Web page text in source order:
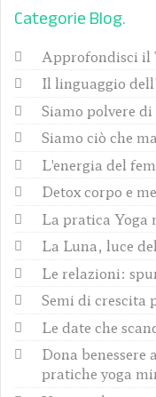
Categorie Blog
Approfondisci il
Il linguaggio
Siamo polvere
Siamo ciò che
L'energia del
Detox corpo e
La pratica Yoga
La Luna, luce
Le relazioni:
Semi di crescita
Le date che
Dona benessere
pratiche yoga